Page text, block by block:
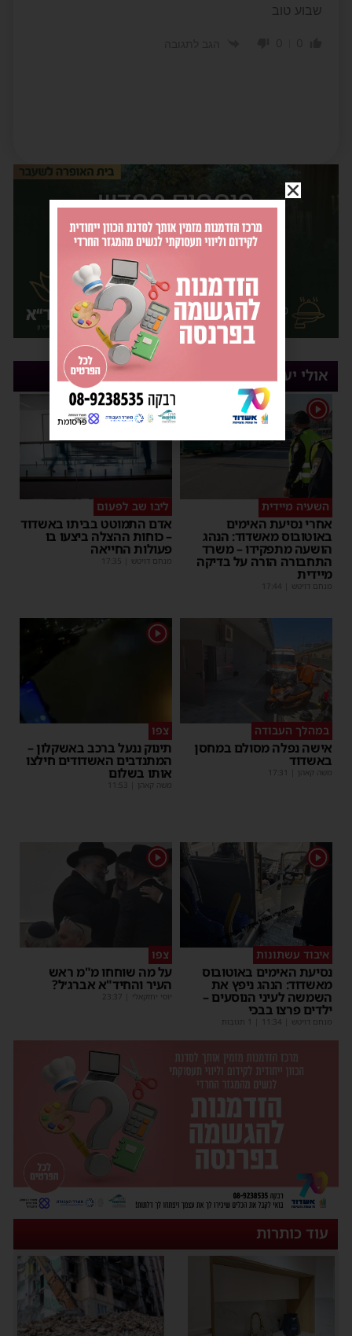
שבוע טוב
אולי יעניין אותך
השעיה מיידית
אחרי נסיעת האימים
באוטובוס מאשדוד: הנהג
הושעה מתפקידו – משרד
התחבורה הורה על בדיקה
מיידית
מנחם דויטש |
17:44
ליבו שב לפעום
אדם התמוטט בביתו באשדוד
– כוחות ההצלה ביצעו בו
פעולות החייאה
מנחם דויטש |
17:35
במהלך העבודה
אישה נפלה מסולם במחסן
באשדוד
משה קאהן |
17:31
תינוק ננעל ברכב באשקלון –
המתנדבים האשדודים חילצו
אותו בשלום
משה קאהן |
11:53
איבוד עשתונות
נסיעת האימים באוטובוס
מאשדוד: הנהג ניפץ את
השמשה לעיני הנוסעים –
ילדים פרצו בבכי
מנחם דויטש |
11:34 | 1 תגובות
1
על מה שוחחו מ"מ ראש
העיר והחיד"א אברג׳ל?
יוסי יחזקאלי |
23:37
עוד כותרות
פרסומת